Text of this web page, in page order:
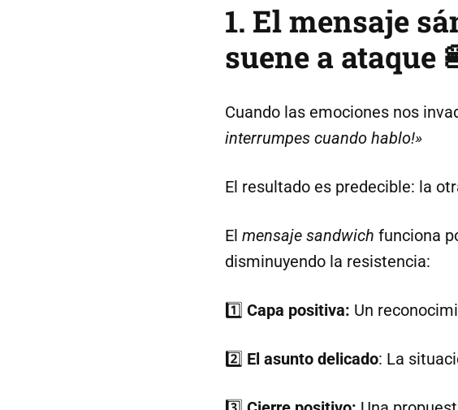
1. El mensaje
suene a ataque
Cuando las emociones nos
interrumpes cuando hablo!»
El resultado es predecible: la
El mensaje sandwich funciona
disminuyendo la resistencia:
1️⃣ Capa positiva: Un
2️⃣ El asunto delicado: La